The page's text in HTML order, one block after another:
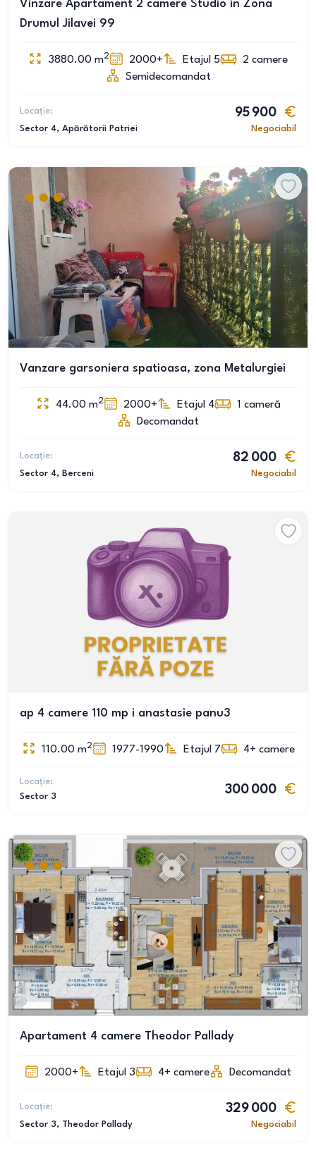
Vinzare Apartament 2 camere Studio in Zona
Drumul Jilavei 99
3880.00 m2 2000+ Etajul 5 2 camere
Semidecomandat
Locație:
Sector 4, Apărătorii Patriei
95 900
Negociabil
Vanzare garsoniera spatioasa, zona Metalurgiei
44.00 m2 2000+ Etajul 4 1 cameră
Decomandat
Locație:
Sector 4, Berceni
82 000
Negociabil
ap 4 camere 110 mp i anastasie panu3
110.00 m2 1977-1990 Etajul 7 4+ camere
Locație:
Sector 3
300 000
Apartament 4 camere Theodor Pallady
2000+ Etajul 3 4+ camere Decomandat
Locație:
Sector 3, Theodor Pallady
329 000
Negociabil